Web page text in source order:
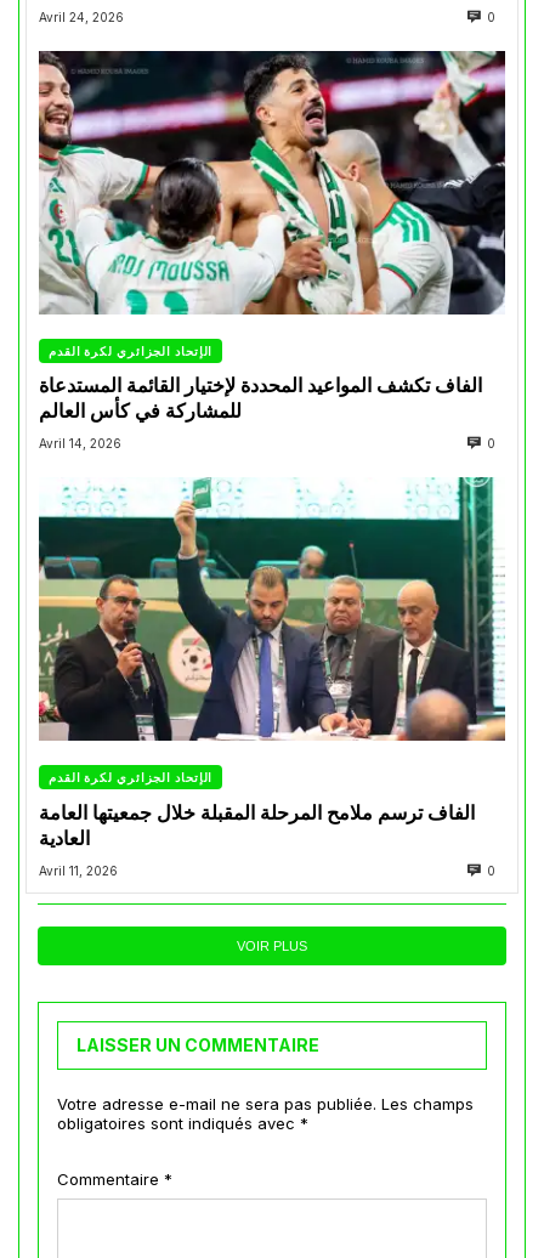
Avril 24, 2026 0
الإتحاد الجزائري لكرة القدم
الفاف تكشف المواعيد المحددة لإختيار القائمة المستدعاة
للمشاركة في كأس العالم
Avril 14, 2026 0
الإتحاد الجزائري لكرة القدم
الفاف ترسم ملامح المرحلة المقبلة خلال جمعيتها العامة
العادية
Avril 11, 2026 0
VOIR PLUS
LAISSER UN COMMENTAIRE
Votre adresse e-mail ne sera pas publiée. Les champs
obligatoires sont indiqués avec *
Commentaire *